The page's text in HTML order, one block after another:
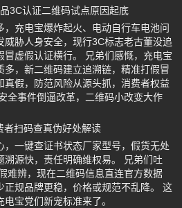
3C认证二维码试点原因起底
充电宝爆炸起火、电动自行车电池问
胁人身安全，现行3C标志老古董没追
虚假认证横行。 兄弟们感慨，充电宝
，新二维码建立追溯链，精准打假冒
真假，防范风险从源头抓，消费者权益
全事件倒逼改革，二维码小改变大作
者扫码查真伪好处解读
一键查证书状态厂家型号，假货无处
源快，责任明确维权易。 兄弟们吐
难辨，现在二维码信息直连官方数据
正规品牌更稳，价格或规范不乱降。 这
宝党们新宠标准来了。